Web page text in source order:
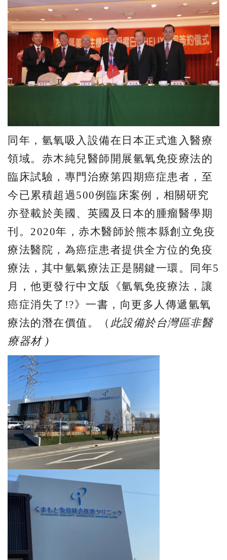
同年，氫氧吸入設備在日本正式進入醫療
領域。赤木純兒醫師開展氫氧免疫療法的
臨床試驗，專門治療第四期癌症患者，至
今已累積超過500例臨床案例，相關研究
亦登載於美國、英國及日本的腫瘤醫學期
刊。2020年，赤木醫師於熊本縣創立免疫
療法醫院，為癌症患者提供全方位的免疫
療法，其中氫氣療法正是關鍵一環。同年5
月，他更發行中文版《氫氧免疫療法，讓
癌症消失了!?》一書，向更多人傳遞氫氧
療法的潛在價值。（ 此設備於台灣區非醫
療器材 )